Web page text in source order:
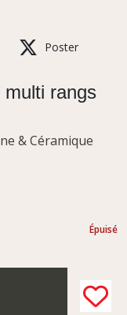
Poster
multi rangs
& Céramique
Épuisé